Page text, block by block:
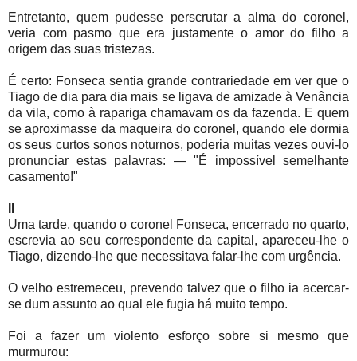
Entretanto, quem pudesse perscrutar a alma do coronel,
veria com pasmo que era justamente o amor do filho a
origem das suas tristezas.
É certo: Fonseca sentia grande contrariedade em ver que o
Tiago de dia para dia mais se ligava de amizade à Venância
da vila, como à rapariga chamavam os da fazenda. E quem
se aproximasse da maqueira do coronel, quando ele dormia
os seus curtos sonos noturnos, poderia muitas vezes ouvi-lo
pronunciar estas palavras: — "É impossível semelhante
casamento!"
Uma tarde, quando o coronel Fonseca, encerrado no quarto,
escrevia ao seu correspondente da capital, apareceu-lhe o
Tiago, dizendo-lhe que necessitava falar-lhe com urgência.
O velho estremeceu, prevendo talvez que o filho ia acercar-
se dum assunto ao qual ele fugia há muito tempo.
Foi a fazer um violento esforço sobre si mesmo que
murmurou: